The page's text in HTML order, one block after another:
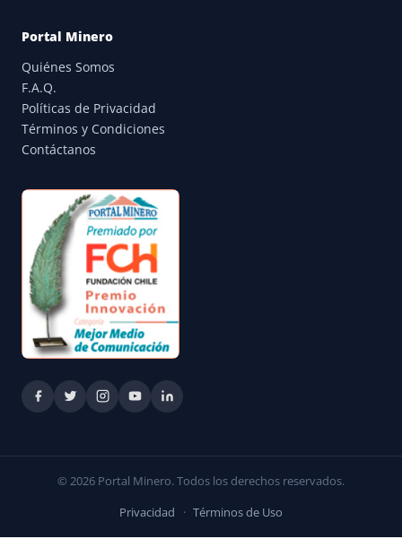
Portal Minero
Quiénes Somos
F.A.Q.
Políticas de Privacidad
Términos y Condiciones
Contáctanos
© 2026 Portal Minero. Todos los derechos reservados.
Privacidad · Términos de Uso